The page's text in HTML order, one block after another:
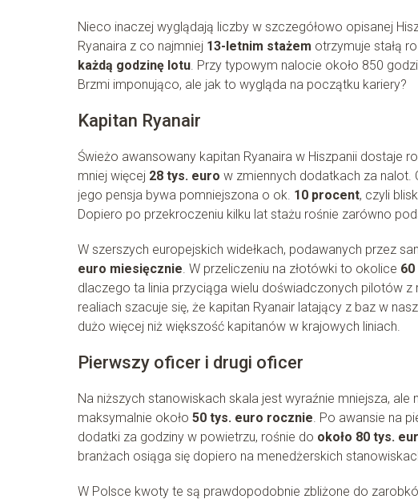
Nieco inaczej wyglądają liczby w szczegółowo opisanej
Ryanaira z co najmniej 13-letnim stażem otrzymuje stałą
każdą godzinę lotu. Przy typowym nalocie około 850
Brzmi imponująco, ale jak to wygląda na początku kariery?
Kapitan Ryanair
Świeżo awansowany kapitan Ryanaira w Hiszpanii dostaje
mniej więcej 28 tys. euro w zmiennych dodatkach za nalot.
jego pensja bywa pomniejszona o ok. 10 procent, czyli
Dopiero po przekroczeniu kilku lat stażu rośnie zarówno
W szerszych europejskich widełkach, podawanych przez
euro miesięcznie. W przeliczeniu na złotówki to okolice
dlaczego ta linia przyciąga wielu doświadczonych pilotów z
realiach szacuje się, że kapitan Ryanair latający z baz w
dużo więcej niż większość kapitanów w krajowych liniach.
Pierwszy oficer i drugi oficer
Na niższych stanowiskach skala jest wyraźnie mniejsza,
maksymalnie około 50 tys. euro rocznie. Po awansie na
dodatki za godziny w powietrzu, rośnie do około 80 tys.
branżach osiąga się dopiero na menedżerskich
W Polsce kwoty te są prawdopodobnie zbliżone do